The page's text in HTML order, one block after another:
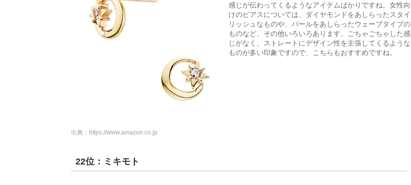
感じが伝わってくるようなアイテムばかりですね。女性向
けのピアスについては、ダイヤモンドをあしらったスタイ
リッシュなものや、パールをあしらったウェーブタイプの
ものなど、その他いろいろあります。ごちゃごちゃした感
じがなく、ストレートにデザイン性を主張してくるような
ものが多い印象ですので、こちらもおすすめですね。
出典： https://www.amazon.co.jp
22位：ミキモト